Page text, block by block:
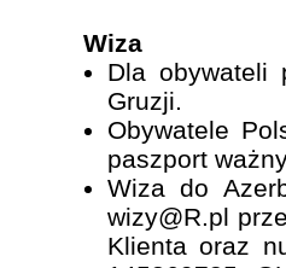
Wiza
Dla obywateli
Gruzji.
Obywatele
paszport
Wiza do
wizy@R.pl
Klienta oraz